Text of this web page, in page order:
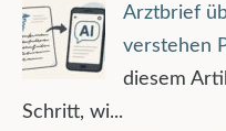
Arztbrief
verstehen
diesem
Schritt, wi...